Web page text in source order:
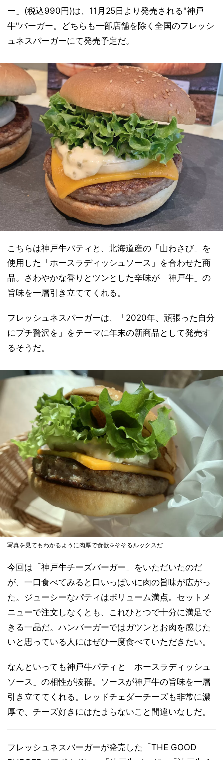
ー」(税込990円)は、11月25日より発売される"神戸
牛"バーガー。どちらも一部店舗を除く全国のフレッシ
ュネスバーガーにて発売予定だ。
こちらは神戸牛パティと、北海道産の「山わさび」を
使用した「ホースラディッシュソース」を合わせた商
品。さわやかな香りとツンとした辛味が「神戸牛」の
旨味を一層引き立ててくれる。
フレッシュネスバーガーは、「2020年、頑張った自分
にプチ贅沢を」をテーマに年末の新商品として発売す
るそうだ。
写真を見てもわかるように肉厚で食欲をそそるルックスだ
今回は「神戸牛チーズバーガー」をいただいたのだ
が、一口食べてみると口いっぱいに肉の旨味が広がっ
た。ジューシーなパティはボリューム満点。セットメ
ニューで注文しなくとも、これひとつで十分に満足で
きる一品だ。ハンバーガーではガツンとお肉を感じた
いと思っている人にはぜひ一度食べていただきたい。
なんといっても神戸牛パティと「ホースラディッシュ
ソース」の相性が抜群。ソースが神戸牛の旨味を一層
引き立ててくれる。レッドチェダーチーズも非常に濃
厚で、チーズ好きにはたまらないこと間違いなしだ。
フレッシュネスバーガーが発売した「THE GOOD